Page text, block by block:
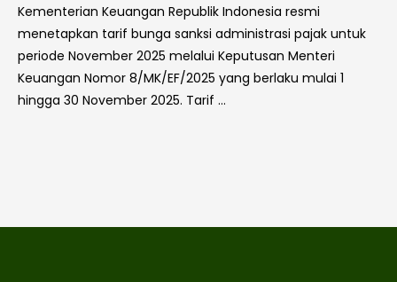
Kementerian Keuangan Republik Indonesia resmi
menetapkan tarif bunga sanksi administrasi pajak untuk
periode November 2025 melalui Keputusan Menteri
Keuangan Nomor 8/MK/EF/2025 yang berlaku mulai 1
hingga 30 November 2025. Tarif …